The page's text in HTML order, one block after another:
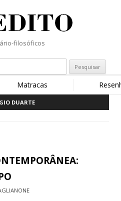
filosóficos
Matracas
DUARTE